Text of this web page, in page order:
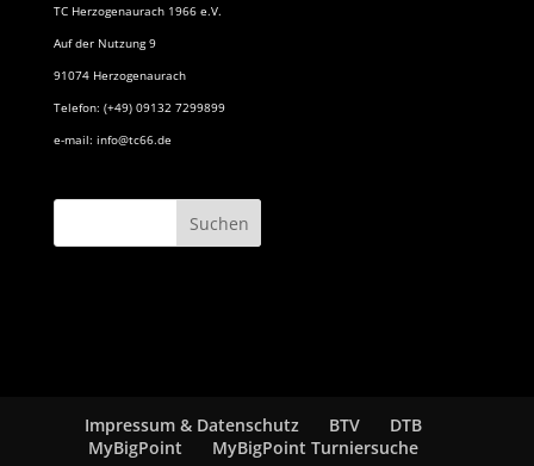
TC Herzogenaurach 1966 e.V.
Auf der Nutzung 9
91074 Herzogenaurach
Telefon: (+49) 09132 7299899
e-mail: info@tc66.de
Impressum & Datenschutz BTV
DTB
MyBigPoint
MyBigPoint Turniersuche